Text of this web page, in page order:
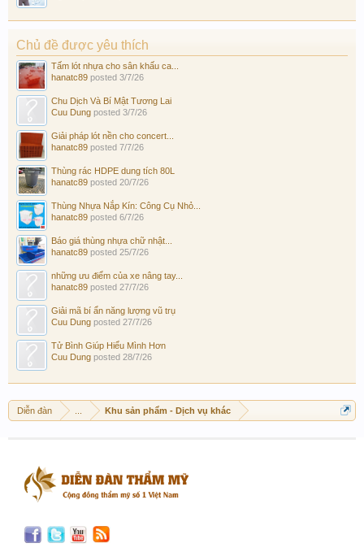
Chủ đề được yêu thích
Tấm lót nhựa cho sân khấu ca...
hanatc89 posted 3/7/26
Chu Dịch Và Bí Mật Tương Lai
Cuu Dung posted 3/7/26
Giải pháp lót nền cho concert...
hanatc89 posted 7/7/26
Thùng rác HDPE dung tích 80L
hanatc89 posted 20/7/26
Thùng Nhựa Nắp Kín: Công Cụ Nhỏ...
hanatc89 posted 6/7/26
Báo giá thùng nhựa chữ nhật...
hanatc89 posted 25/7/26
những ưu điểm của xe nâng tay...
hanatc89 posted 27/7/26
Giải mã bí ẩn năng lượng vũ trụ
Cuu Dung posted 27/7/26
Tử Bình Giúp Hiểu Mình Hơn
Cuu Dung posted 28/7/26
Diễn đàn Khu sản phẩm - Dịch vụ khác